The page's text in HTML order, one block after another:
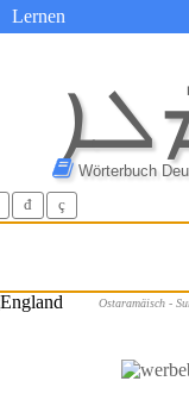
Lernen
Wörterbuch
đ ç
Ostaramäisch -